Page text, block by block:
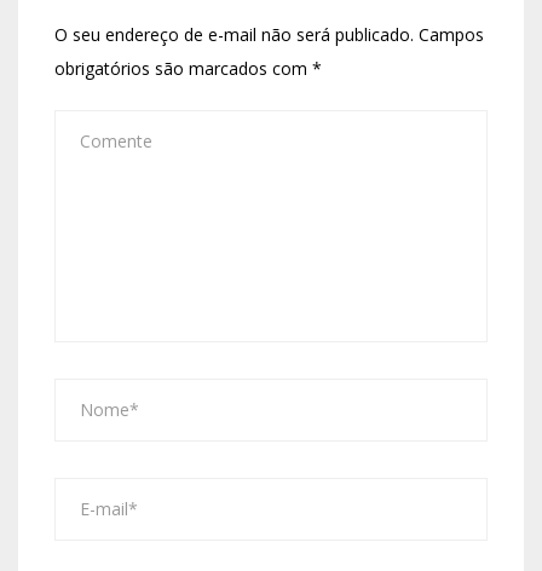
O seu endereço de e-mail não será publicado. Campos
obrigatórios são marcados com *